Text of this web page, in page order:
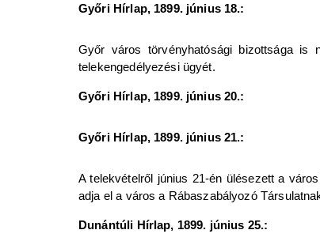
Győri Hírlap, 1899. június 18.:
Győr város törvényhatósági bizottsága is
telekengedélyezési ügyét.
Győri Hírlap, 1899. június 20.:
Győri Hírlap, 1899. június 21.:
A telekvételről június 21-én ülésezett a
adja el a város a Rábaszabályozó
Dunántúli Hírlap, 1899. június 25.: